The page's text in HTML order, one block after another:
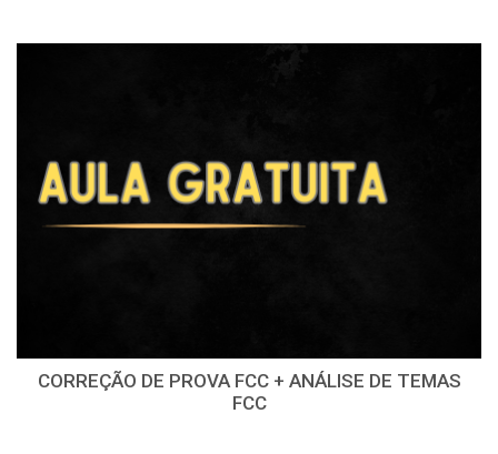
CORREÇÃO DE PROVA FCC + ANÁLISE DE TEMAS
FCC